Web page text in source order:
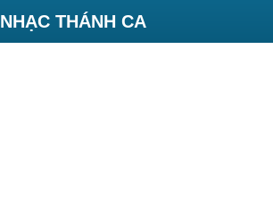
NHẠC THÁNH CA